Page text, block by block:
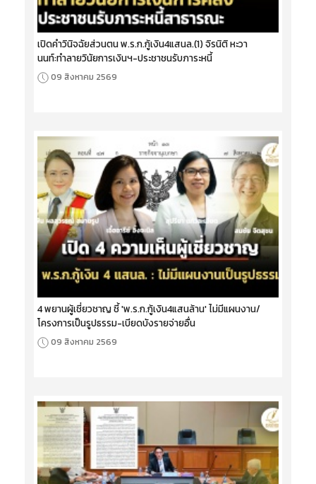
เปิดคำวินิจฉัยส่วนตน พ.ร.ก.กู้เงิน4แสนล.(1) จิรนิติ หะวา
นนท์:ทำลายวินัยการเงินฯ-ประชาชนรับภาระหนี้
09 สิงหาคม 2569
4 พยานผู้เชี่ยวชาญ ชี้ 'พ.ร.ก.กู้เงิน4แสนล้าน' ไม่มีแผนงาน/
โครงการเป็นรูปธรรม-เบียดบังรายจ่ายอื่น
09 สิงหาคม 2569